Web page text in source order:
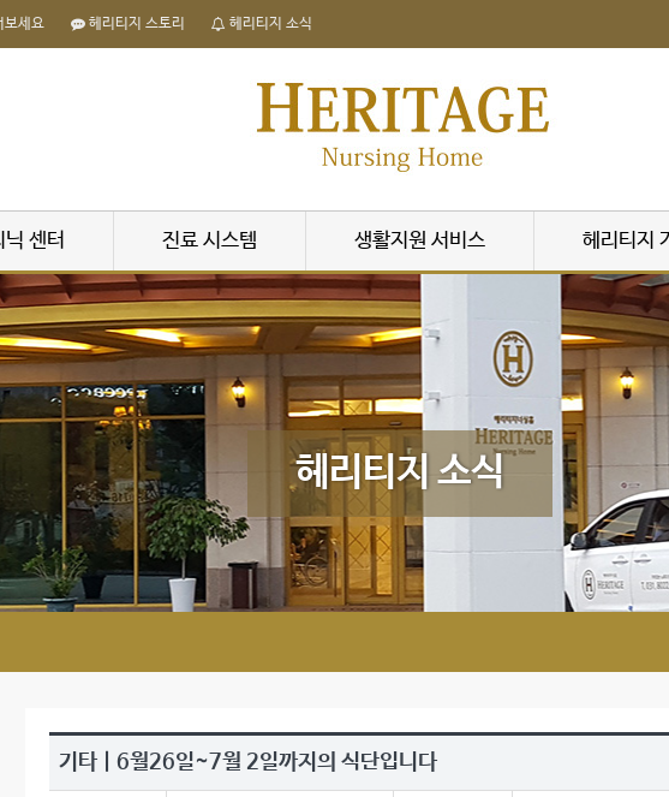
보세요 헤리티지 스토리 헤리티지 소식
닉 센터 진료 시스템 생활지원 서비스 헤리티지
헤리티지 소식
기타 | 6월26일~7월 2일까지의 식단입니다